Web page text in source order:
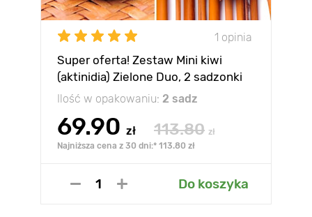
1 opinia
Super oferta! Zestaw Mini kiwi
(aktinidia) Zielone Duo, 2 sadzonki
Ilość w opakowaniu: 2 sadz
69.90 zł 113.80 zł
Najniższa cena z 30 dni:* 113.80 zł
Do koszyka